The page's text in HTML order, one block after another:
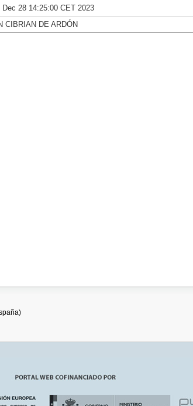
Dec 28 14:25:00 CET 2023
CIBRIAN DE ARDÓN